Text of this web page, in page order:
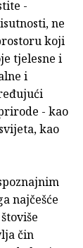
-
ne
koji
tjelesne i
i
- kao
kao
najčešće
čin